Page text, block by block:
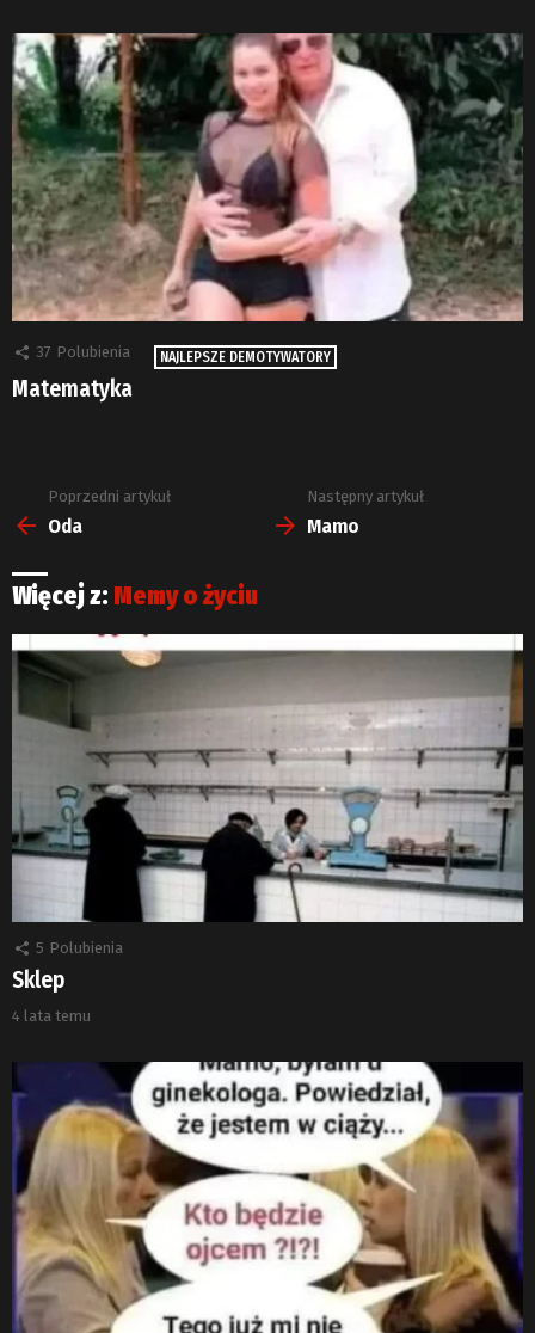
37 Polubienia NAJLEPSZE DEMOTYWATORY
Matematyka
Zobacz
więcej
Poprzedni artykuł
Oda
Następny artykuł
Mamo
Więcej z: Memy o życiu
5 Polubienia
Sklep
4 lata temu